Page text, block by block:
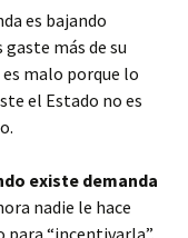
es bajando
más de su
es malo porque lo
el Estado no es
existe demanda
nadie le hace
para “incentivarla”.